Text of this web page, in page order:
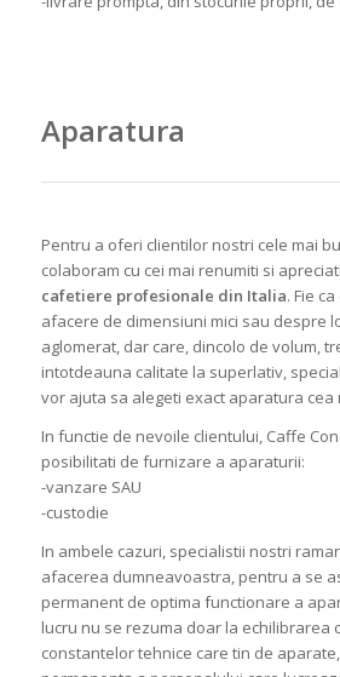
Aparatura
Pentru a oferi clientilor nostri cele mai
colaboram cu cei mai renumiti si
cafetiere profesionale din Italia. Fie
afacere de dimensiuni mici sau despre
aglomerat, dar care, dincolo de volum,
intotdeauna calitate la superlativ,
vor ajuta sa alegeti exact aparatura cea
In functie de nevoile clientului, Caffe
posibilitati de furnizare a aparaturii:
-vanzare SAU
-custodie
In ambele cazuri, specialistii nostri
afacerea dumneavoastra, pentru a se
permanent de optima functionare a
lucru nu se rezuma doar la echilibrarea
constantelor tehnice care tin de